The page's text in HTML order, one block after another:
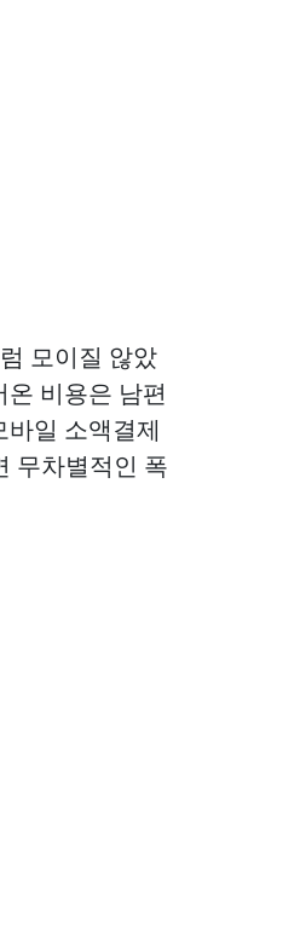
모이질 않았
비용은 남편
일 소액결제
무차별적인 폭